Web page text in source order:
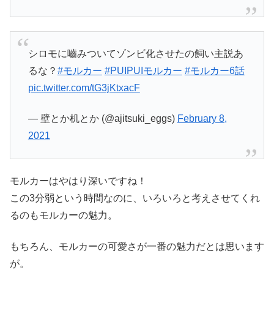
シロモに嚙みついてゾンビ化させたの飼い主説あ
るな？ #モルカー #PUIPUIモルカー #モルカー6話
pic.twitter.com/tG3jKtxacF
— 壁とか机とか (@ajitsuki_eggs) February 8,
2021
モルカーはやはり深いですね！
この3分弱という時間なのに、いろいろと考えさせてくれ
るのもモルカーの魅力。
もちろん、モルカーの可愛さが一番の魅力だとは思います
が。